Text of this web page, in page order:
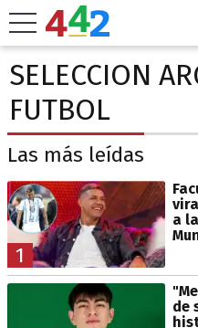
SELECCION
FUTBOL
Las más leídas
1
a
de